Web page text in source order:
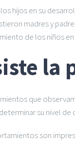
hijos en su
madres y
de los niños
que
su nivel
son